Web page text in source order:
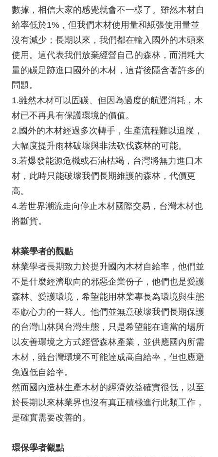
數據，相信大家的感覺就會不一樣了。雖然木材自
給率低於1%，但我們木材使用量和紙張使用量並
沒有減少；長期以來，我們都在輸入國外的木頭來
使用。這代表我們放棄經營自己的森林，而消耗大
量的碳足跡進口國外的木材，這背後隱含著許多的
問題。
1.雖然木材可以固碳、但因為過度的航運消耗，木
材已不再具有保護環境的價值。
2.國外的木材經過多次轉手，生產流程難以追蹤，
大幅度提升雨林破壞與非法砍伐森林的可能。
3.若爆發能源危機或石油枯竭，台灣將無力進口木
材，此時只能破壞我們長期維護的森林，代價更
高。
4.若世界潮流走向停止木材國際交易，台灣木材也
將斷貨。
林業學者的觀點
林業學者長期致力於提升國內木材自給率，他們並
不是什麼經濟取向的邪惡企業份子，他們也是愛護
森林、愛護環境，希望能用林業專長為環境與生態
奉獻心力的一群人。他們並無意破壞我們長期保護
的台灣山林與台灣生態，只是希望能在適當的場所
以友善環境之方式經營森林產業，並供應國內所需
木材，雖台灣環境不可能達成高自給率，但也應避
免過低自給率。
然而國內造林生產木材的經濟效益確實很低，以至
於長期以來林業界也沒有真正積極進行此類工作，
是確實需要改善的。
環保學者觀點